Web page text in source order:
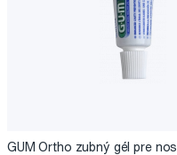
GUM Ortho zubný gél pre